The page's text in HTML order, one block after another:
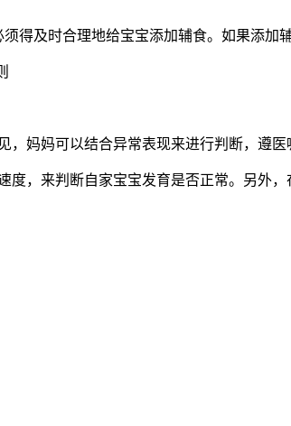
得及时合理地给宝宝添加辅食。如果添
，妈妈可以结合异常表现来进行判断，遵医
，来判断自家宝宝发育是否正常。另外